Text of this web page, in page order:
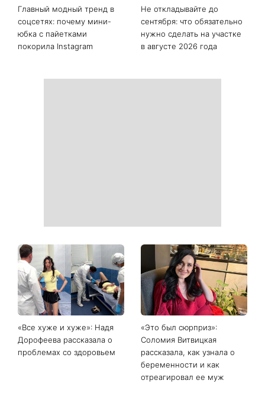
Главный модный тренд в
соцсетях: почему мини-
юбка с пайетками
покорила Instagram
Не откладывайте до
сентября: что обязательно
нужно сделать на участке
в августе 2026 года
«Все хуже и хуже»: Надя
Дорофеева рассказала о
проблемах со здоровьем
«Это был сюрприз»:
Соломия Витвицкая
рассказала, как узнала о
беременности и как
отреагировал ее муж